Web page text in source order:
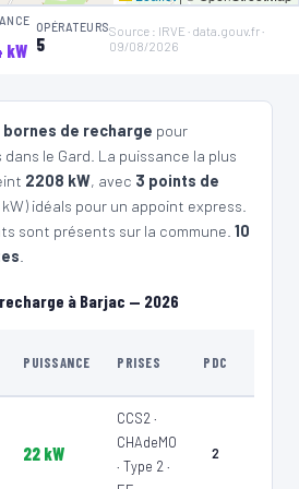
f66a-5b33-ab7f-f6bb031a4d24
acceptée Accès libre
Réservable
du site préhistorique
· Type 2 · EF 5 PDC
🅿️ Bord de rue
kW
OPÉRATEURS
5
Source : IRVE · data.gouv.fr ·
09/08/2026
bornes de recharge pour
le Gard. La puissance la plus
2208 kW, avec 3 points de
idéals pour un appoint express.
sont présents sur la commune. 10
à Barjac — 2026
PUISSANCE PRISES PDC
22 kW
CCS2 ·
CHAdeMO
· Type 2 ·
2